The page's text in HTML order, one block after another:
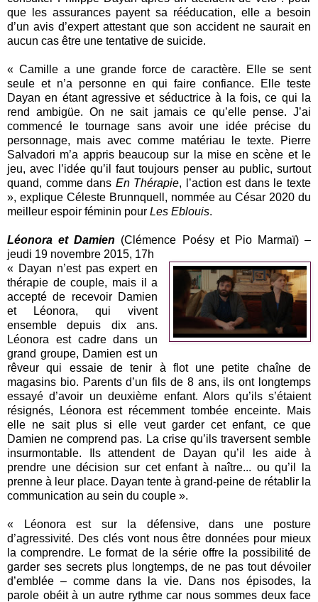
que les assurances payent sa rééducation, elle a besoin
d’un avis d’expert attestant que son accident ne saurait en
aucun cas être une tentative de suicide.
« Camille a une grande force de caractère. Elle se sent
seule et n’a personne en qui faire confiance. Elle teste
Dayan en étant agressive et séductrice à la fois, ce qui la
rend ambigüe. On ne sait jamais ce qu’elle pense. J’ai
commencé le tournage sans avoir une idée précise du
personnage, mais avec comme matériau le texte. Pierre
Salvadori m’a appris beaucoup sur la mise en scène et le
jeu, avec l’idée qu’il faut toujours penser au public, surtout
quand, comme dans En Thérapie, l’action est dans le texte
», explique Céleste Brunnquell, nommée au César 2020 du
meilleur espoir féminin pour Les Eblouis.
Léonora et Damien (Clémence Poésy et Pio Marmaï) –
jeudi 19 novembre 2015, 17h
« Dayan n’est pas expert en
thérapie de couple, mais il a
accepté de recevoir Damien
et Léonora, qui vivent
ensemble depuis dix ans.
Léonora est cadre dans un
grand groupe, Damien est un
rêveur qui essaie de tenir à flot une petite chaîne de
magasins bio. Parents d’un fils de 8 ans, ils ont longtemps
essayé d’avoir un deuxième enfant. Alors qu’ils s’étaient
résignés, Léonora est récemment tombée enceinte. Mais
elle ne sait plus si elle veut garder cet enfant, ce que
Damien ne comprend pas. La crise qu’ils traversent semble
insurmontable. Ils attendent de Dayan qu’il les aide à
prendre une décision sur cet enfant à naître... ou qu’il la
prenne à leur place. Dayan tente à grand-peine de rétablir la
communication au sein du couple ».
« Léonora est sur la défensive, dans une posture
d’agressivité. Des clés vont nous être données pour mieux
la comprendre. Le format de la série offre la possibilité de
garder ses secrets plus longtemps, de ne pas tout dévoiler
d’emblée – comme dans la vie. Dans nos épisodes, la
parole obéit à un autre rythme car nous sommes deux face